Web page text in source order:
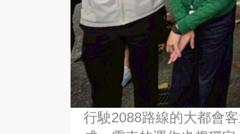
行駛2088路線的大都會